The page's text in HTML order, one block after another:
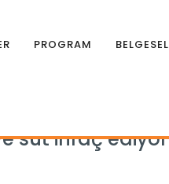
PROGRAM BELGESEL
süt ihraç ediyor